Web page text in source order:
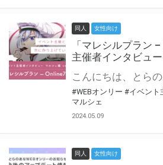
同人 女性向け
「マレシルプラン
主催者インタビュ
#WEBオンリー #イベント
マルシェ
2024.05.09
同人 女性向け